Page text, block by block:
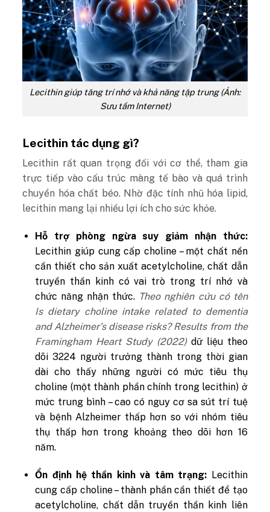
Lecithin giúp tăng trí nhớ và khả năng tập trung (Ảnh:
Sưu tầm Internet)
Lecithin tác dụng gì?
Lecithin rất quan trọng đối với cơ thể, tham gia
trực tiếp vào cấu trúc màng tế bào và quá trình
chuyển hóa chất béo. Nhờ đặc tính nhũ hóa lipid,
lecithin mang lại nhiều lợi ích cho sức khỏe.
Hỗ trợ phòng ngừa suy giảm nhận thức:
Lecithin giúp cung cấp choline – một chất nền
cần thiết cho sản xuất acetylcholine, chất dẫn
truyền thần kinh có vai trò trong trí nhớ và
chức năng nhận thức. Theo nghiên cứu có tên
Is dietary choline intake related to dementia
and Alzheimer’s disease risks? Results from the
Framingham Heart Study (2022) dữ liệu theo
dõi 3224 người trưởng thành trong thời gian
dài cho thấy những người có mức tiêu thụ
choline (một thành phần chính trong lecithin) ở
mức trung bình – cao có nguy cơ sa sút trí tuệ
và bệnh Alzheimer thấp hơn so với nhóm tiêu
thụ thấp hơn trong khoảng theo dõi hơn 16
năm.
Ổn định hệ thần kinh và tâm trạng: Lecithin
cung cấp choline – thành phần cần thiết để tạo
acetylcholine, chất dẫn truyền thần kinh liên